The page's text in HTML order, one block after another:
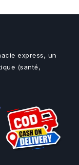
express, un
(santé,